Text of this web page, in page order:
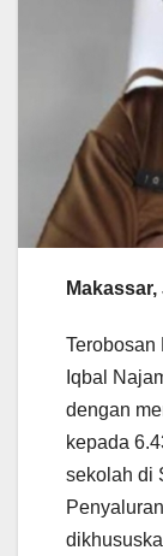
Terobosan
Iqbal
dengan
kepada
sekolah di